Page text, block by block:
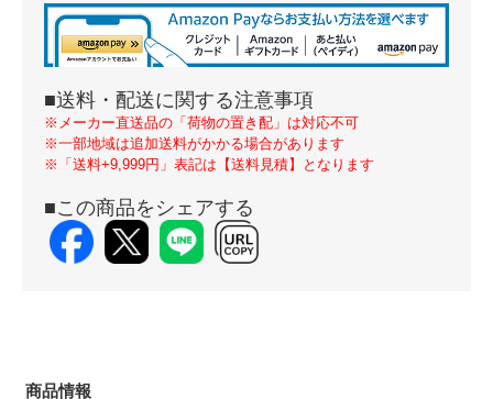
■送料・配送に関する注意事項
※メーカー直送品の「荷物の置き配」は対応不可
※一部地域は追加送料がかかる場合があります
※「送料+9,999円」表記は【送料見積】となります
■この商品をシェアする
商品情報